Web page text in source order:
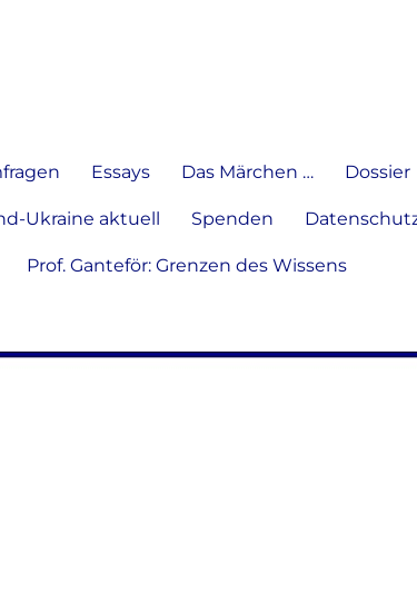
Essays Das Märchen … Dossier
Ukraine aktuell Spenden
Prof. Ganteför: Grenzen des Wissens